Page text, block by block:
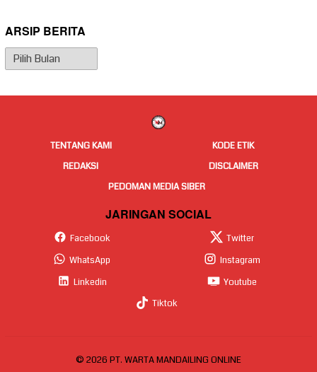
ARSIP BERITA
Arsip
Berita
TENTANG KAMI
KODE ETIK
REDAKSI
DISCLAIMER
PEDOMAN MEDIA SIBER
JARINGAN SOCIAL
Facebook
Twitter
WhatsApp
Instagram
Linkedin
Youtube
Tiktok
© 2026 PT. WARTA MANDAILING ONLINE